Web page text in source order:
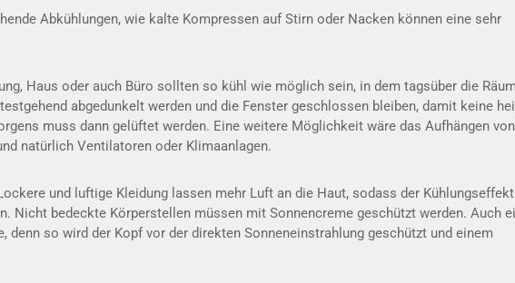
Abkühlungen, wie kalte Kompressen auf Stirn oder Nacken können eine sehr
Haus oder auch Büro sollten so kühl wie möglich sein, in dem tagsüber die
abgedunkelt werden und die Fenster geschlossen bleiben, damit keine
muss dann gelüftet werden. Eine weitere Möglichkeit wäre das Aufhängen von
natürlich Ventilatoren oder Klimaanlagen.
und luftige Kleidung lassen mehr Luft an die Haut, sodass der Kühlungseffekt
Nicht bedeckte Körperstellen müssen mit Sonnencreme geschützt werden. Auch
denn so wird der Kopf vor der direkten Sonneneinstrahlung geschützt und einem